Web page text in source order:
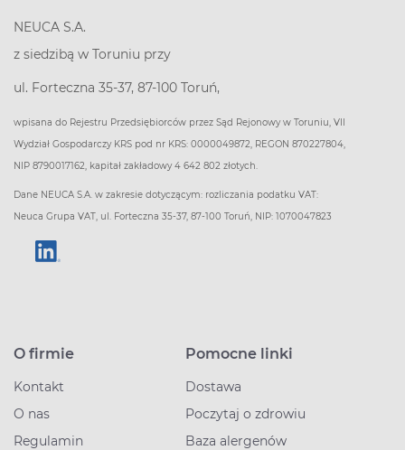
NEUCA S.A.
z siedzibą w Toruniu przy
ul. Forteczna 35-37, 87-100 Toruń,
wpisana do Rejestru Przedsiębiorców przez Sąd Rejonowy w Toruniu, VII
Wydział Gospodarczy KRS pod nr KRS: 0000049872, REGON 870227804,
NIP 8790017162, kapitał zakładowy 4 642 802 złotych.
Dane NEUCA S.A. w zakresie dotyczącym: rozliczania podatku VAT:
Neuca Grupa VAT, ul. Forteczna 35-37, 87-100 Toruń, NIP: 1070047823
O firmie
Kontakt
O nas
Regulamin
Pomocne linki
Dostawa
Poczytaj o zdrowiu
Baza alergenów